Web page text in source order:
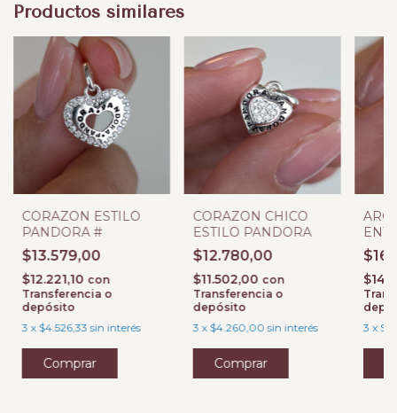
Productos similares
CORAZON ESTILO
PANDORA #
$13.579,00
$12.221,10 con
Transferencia o
depósito
3 x $4.526,33 sin interés
CORAZON CHICO
ESTILO PANDORA
$12.780,00
$11.502,00 con
Transferencia o
depósito
3 x $4.260,00 sin interés
3 x